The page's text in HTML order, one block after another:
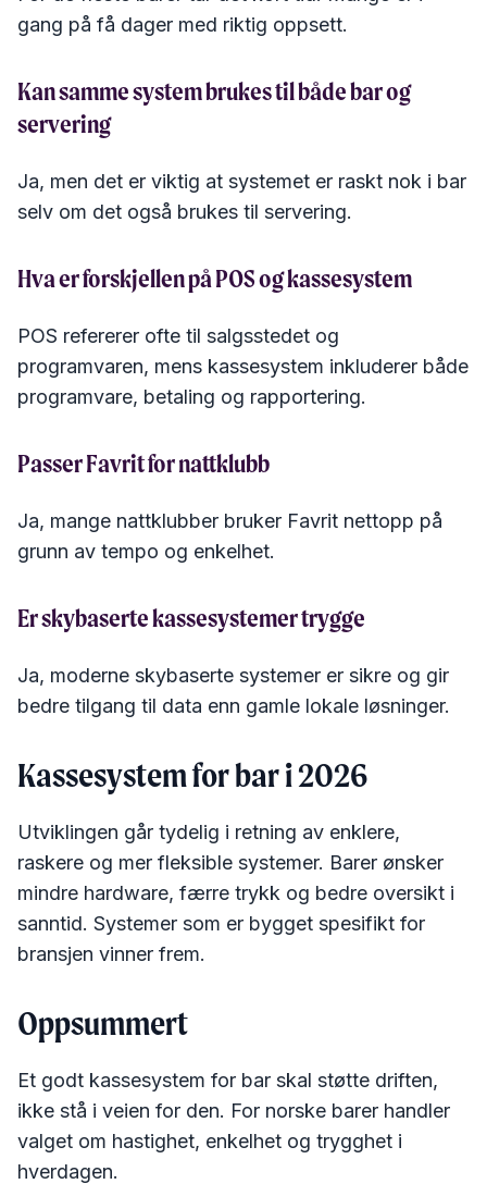
gang på få dager med riktig oppsett.
Kan samme system brukes til både bar og
servering
Ja, men det er viktig at systemet er raskt nok i bar
selv om det også brukes til servering.
Hva er forskjellen på POS og kassesystem
POS refererer ofte til salgsstedet og
programvaren, mens kassesystem inkluderer både
programvare, betaling og rapportering.
Passer Favrit for nattklubb
Ja, mange nattklubber bruker Favrit nettopp på
grunn av tempo og enkelhet.
Er skybaserte kassesystemer trygge
Ja, moderne skybaserte systemer er sikre og gir
bedre tilgang til data enn gamle lokale løsninger.
Kassesystem for bar i 2026
Utviklingen går tydelig i retning av enklere,
raskere og mer fleksible systemer. Barer ønsker
mindre hardware, færre trykk og bedre oversikt i
sanntid. Systemer som er bygget spesifikt for
bransjen vinner frem.
Oppsummert
Et godt kassesystem for bar skal støtte driften,
ikke stå i veien for den. For norske barer handler
valget om hastighet, enkelhet og trygghet i
hverdagen.